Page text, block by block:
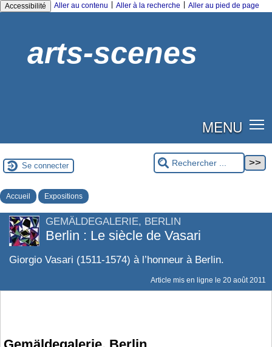
Accessibilité Aller au contenu Aller à la recherche Aller au pied de page
arts-scenes
MENU
Se connecter
Accueil Expositions
GEMÄLDEGALERIE, BERLIN
Berlin : Le siècle de Vasari
Giorgio Vasari (1511-1574) à l’honneur à Berlin.
Article mis en ligne le 20 août 2011